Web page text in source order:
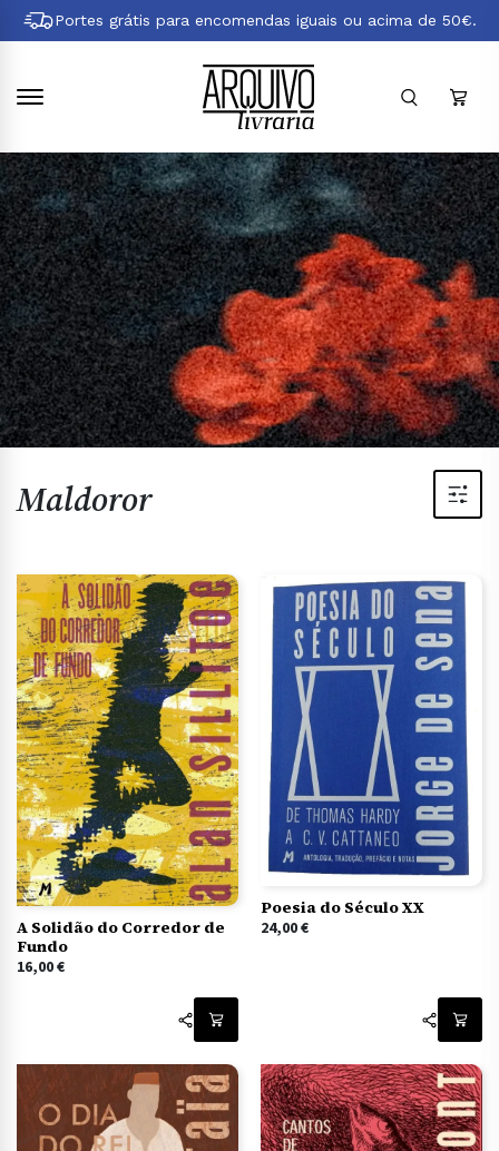
Pular
para
principal
Portes grátis para encomendas iguais ou acima de 50€.
Maldoror
A Solidão do Corredor de
Fundo
16,00€
Poesia do Século XX
24,00€